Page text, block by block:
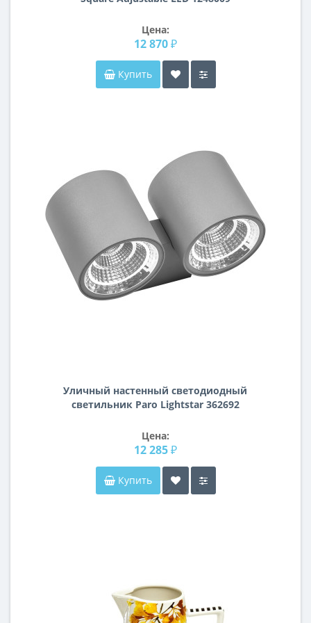
Цена:
12 870 ₽
Купить
Уличный настенный светодиодный
светильник Paro Lightstar 362692
Цена:
12 285 ₽
Купить